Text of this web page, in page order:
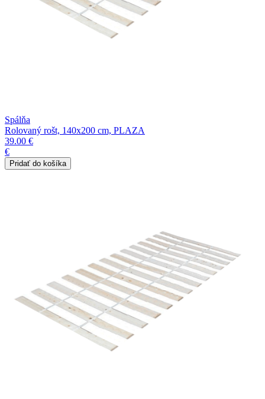
Spálňa
Rolovaný rošt, 140x200 cm, PLAZA
39.00 €
€